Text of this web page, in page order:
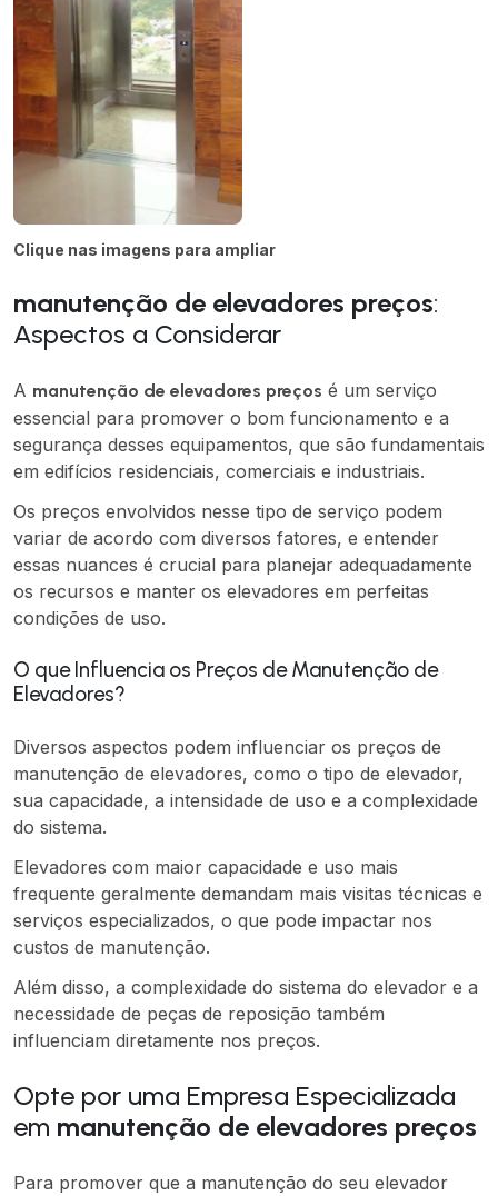
Clique nas imagens para ampliar
manutenção de elevadores preços:
Aspectos a Considerar
A manutenção de elevadores preços é um serviço
essencial para promover o bom funcionamento e a
segurança desses equipamentos, que são fundamentais
em edifícios residenciais, comerciais e industriais.
Os preços envolvidos nesse tipo de serviço podem
variar de acordo com diversos fatores, e entender
essas nuances é crucial para planejar adequadamente
os recursos e manter os elevadores em perfeitas
condições de uso.
O que Influencia os Preços de Manutenção de
Elevadores?
Diversos aspectos podem influenciar os preços de
manutenção de elevadores, como o tipo de elevador,
sua capacidade, a intensidade de uso e a complexidade
do sistema.
Elevadores com maior capacidade e uso mais
frequente geralmente demandam mais visitas técnicas e
serviços especializados, o que pode impactar nos
custos de manutenção.
Além disso, a complexidade do sistema do elevador e a
necessidade de peças de reposição também
influenciam diretamente nos preços.
Opte por uma Empresa Especializada
em manutenção de elevadores preços
Para promover que a manutenção do seu elevador